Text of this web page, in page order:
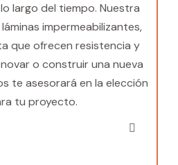
largo del tiempo. Nuestra
impermeabilizantes,
que ofrecen resistencia y
o construir una nueva
te asesorará en la elección
tu proyecto.